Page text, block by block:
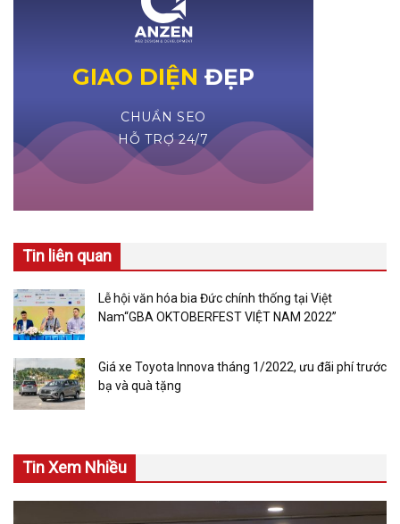
Tin liên quan
Lễ hội văn hóa bia Đức chính thống tại Việt
Nam“GBA OKTOBERFEST VIỆT NAM 2022”
Giá xe Toyota Innova tháng 1/2022, ưu đãi phí trước
bạ và quà tặng
Tin Xem Nhiều